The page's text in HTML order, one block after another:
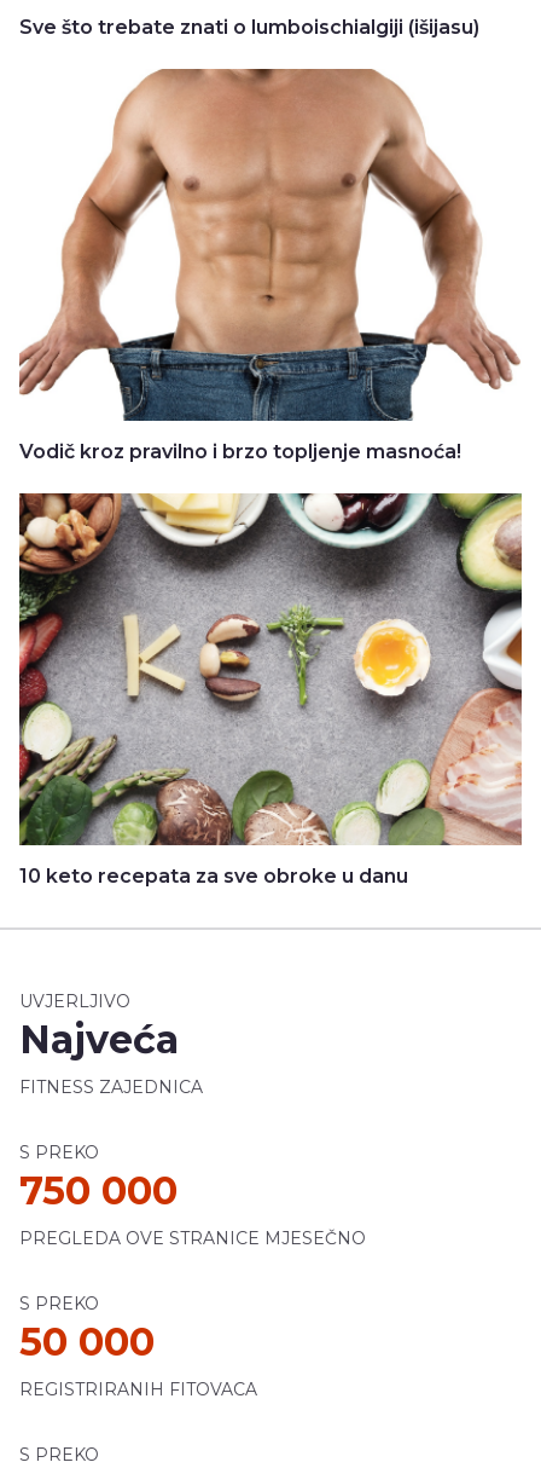
Sve što trebate znati o lumboischialgiji (išijasu)
Vodič kroz pravilno i brzo topljenje masnoća!
10 keto recepata za sve obroke u danu
UVJERLJIVO
Najveća
FITNESS ZAJEDNICA
S PREKO
750 000
PREGLEDA OVE STRANICE MJESEČNO
S PREKO
50 000
REGISTRIRANIH FITOVACA
S PREKO